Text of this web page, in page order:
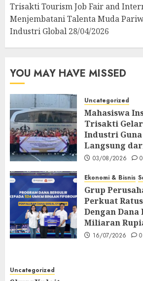
Trisakti Tourism Job Fair and
Menjembatani Talenta Muda
Industri Global 28/04/2026
YOU MAY HAVE MISSED
Uncategorized
Mahasiswa
Trisakti
Industri
Langsung
03/08/2026 0
Ekonomi & Bisnis
Grup
Perkuat
Dengan
Miliaran
16/07/2026 0
Uncategorized